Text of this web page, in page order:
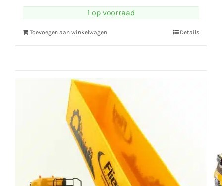
1 op voorraad
Toevoegen aan winkelwagen Details